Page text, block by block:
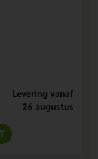
Levering vanaf
26 augustus